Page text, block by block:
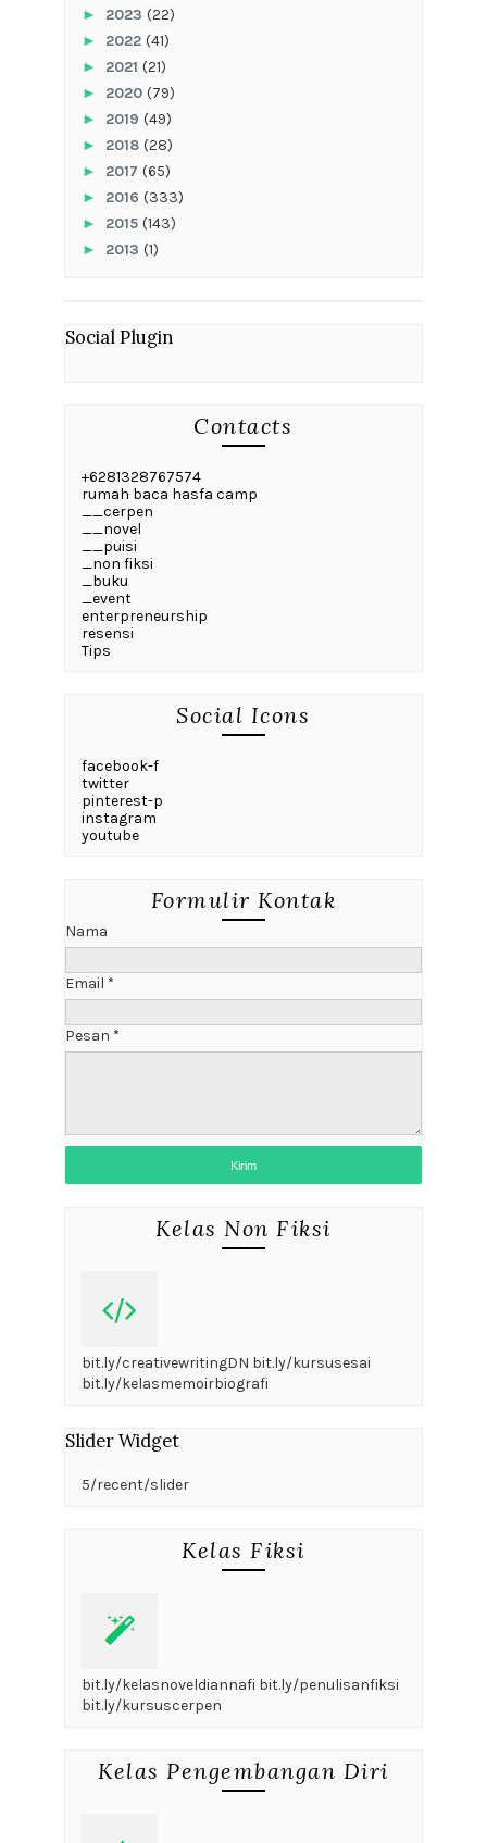
► 2023 (22)
► 2022 (41)
► 2021 (21)
► 2020 (79)
► 2019 (49)
► 2018 (28)
► 2017 (65)
► 2016 (333)
► 2015 (143)
► 2013 (1)
Social Plugin
Contacts
+6281328767574
rumah baca hasfa camp
__cerpen
__novel
__puisi
_non fiksi
_buku
_event
enterpreneurship
resensi
Tips
Social Icons
facebook-f
twitter
pinterest-p
instagram
youtube
Formulir Kontak
Nama
Email *
Pesan *
Kelas Non Fiksi
bit.ly/creativewritingDN bit.ly/kursusesai
bit.ly/kelasmemoirbiografi
Slider Widget
5/recent/slider
Kelas Fiksi
bit.ly/kelasnoveldiannafi bit.ly/penulisanfiksi
bit.ly/kursuscerpen
Kelas Pengembangan Diri